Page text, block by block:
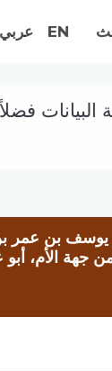
EN عربي
البيانات
يوسف بن عمر
الأم، أبو